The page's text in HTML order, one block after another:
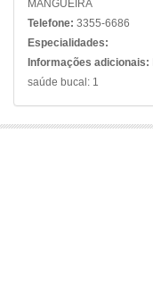
MANGUEIRA
Telefone: 3355-6686
Especialidades:
Informações adicionais:
saúde bucal: 1